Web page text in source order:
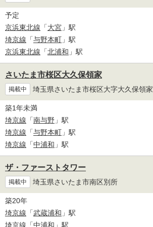
予定
京浜東北線 「大宮 」駅
埼京線 「与野本町 」駅
京浜東北線 「北浦和 」駅
さいたま市桜区大久保領家
掲載中 埼玉県さいたま市桜区大字大久保領家
築1年未満
埼京線 「南与野 」駅
埼京線 「与野本町 」駅
埼京線 「中浦和 」駅
ザ・ファーストタワー
掲載中 埼玉県さいたま市南区別所
築20年
埼京線 「武蔵浦和 」駅
埼京線 「中浦和 」駅